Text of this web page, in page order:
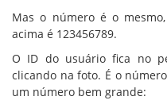
Mas o número é o
acima é 123456789.
O ID do usuário fica no
clicando na foto. É o
um número bem grande: